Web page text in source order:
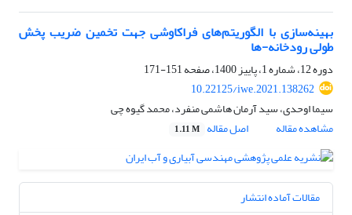
بهینه‌سازی با الگوریتم‌های فراکاوشی جهت تخمین ضریب پخش
طولی رودخانه-ها
دوره 12، شماره 1، پاییز 1400، صفحه
151-171
10.22125/iwe.2021.138262
سیما اوحدی، سید آرمان هاشمی منفرد، محمد گیوه چی
مشاهده مقاله
اصل مقاله 1.11 M
مقالات آماده انتشار